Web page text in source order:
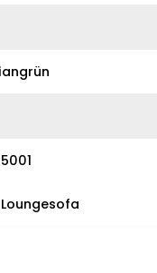
Loungesofa